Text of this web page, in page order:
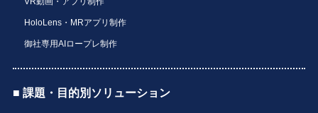
HoloLens・MRアプリ制作
御社専用AIロープレ制作
■ 課題・目的別ソリューション